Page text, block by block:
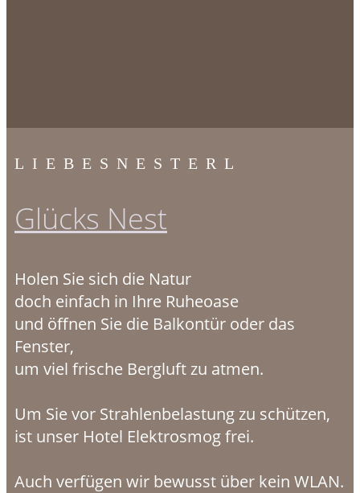
LIEBESNESTERL
Glücks Nest
Holen Sie sich die Natur
doch einfach in Ihre Ruheoase
und öffnen Sie die Balkontür oder das
Fenster,
um viel frische Bergluft zu atmen.
Um Sie vor Strahlenbelastung zu schützen,
ist unser Hotel Elektrosmog frei.
Auch verfügen wir bewusst über kein WLAN.